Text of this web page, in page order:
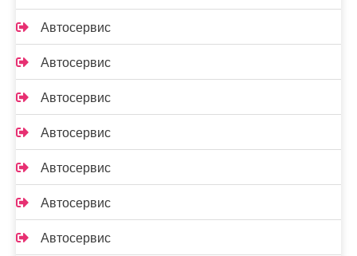
Автосервис
Автосервис
Автосервис
Автосервис
Автосервис
Автосервис
Автосервис